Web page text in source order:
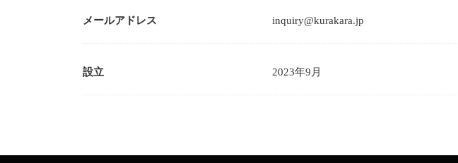
メールアドレス inquiry@kurakara.jp
設立 2023年9月